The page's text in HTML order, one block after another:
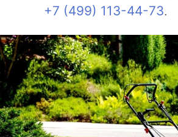
+7 (499) 113-44-73.